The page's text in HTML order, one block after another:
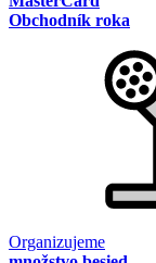
Obchodník roka
Organizujeme